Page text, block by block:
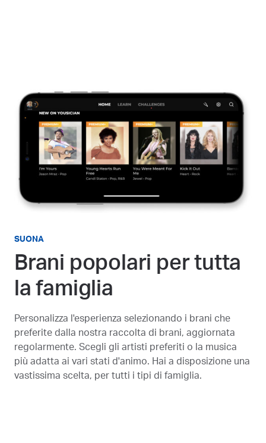
SUONA
Brani popolari per tutta
la famiglia
Personalizza l'esperienza selezionando i brani che
preferite dalla nostra raccolta di brani, aggiornata
regolarmente. Scegli gli artisti preferiti o la musica
più adatta ai vari stati d'animo. Hai a disposizione una
vastissima scelta, per tutti i tipi di famiglia.